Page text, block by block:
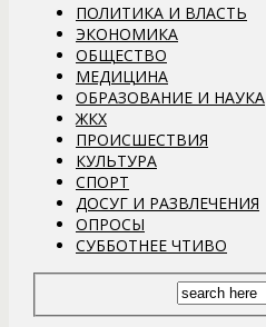
ПОЛИТИКА И ВЛАСТЬ
ЭКОНОМИКА
ОБЩЕСТВО
МЕДИЦИНА
ОБРАЗОВАНИЕ И НАУКА
ЖКХ
ПРОИСШЕСТВИЯ
КУЛЬТУРА
СПОРТ
ДОСУГ И РАЗВЛЕЧЕНИЯ
ОПРОСЫ
СУББОТНЕЕ ЧТИВО